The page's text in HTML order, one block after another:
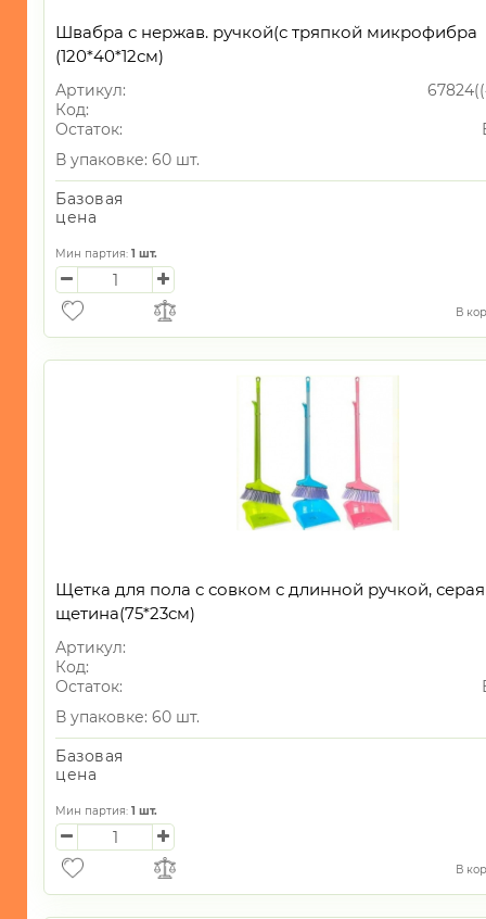
Швабра с нержав. ручкой(с тряпкой микрофибра
(120*40*12см)
Артикул:
Код:
Остаток:
В упаковке: 60 шт.
Базовая
цена
Мин партия: 1 шт.
В
Щетка для пола с совком с длинной ручкой, серая
щетина(75*23см)
Артикул:
Код:
Остаток:
В упаковке: 60 шт.
Базовая
цена
Мин партия: 1 шт.
В